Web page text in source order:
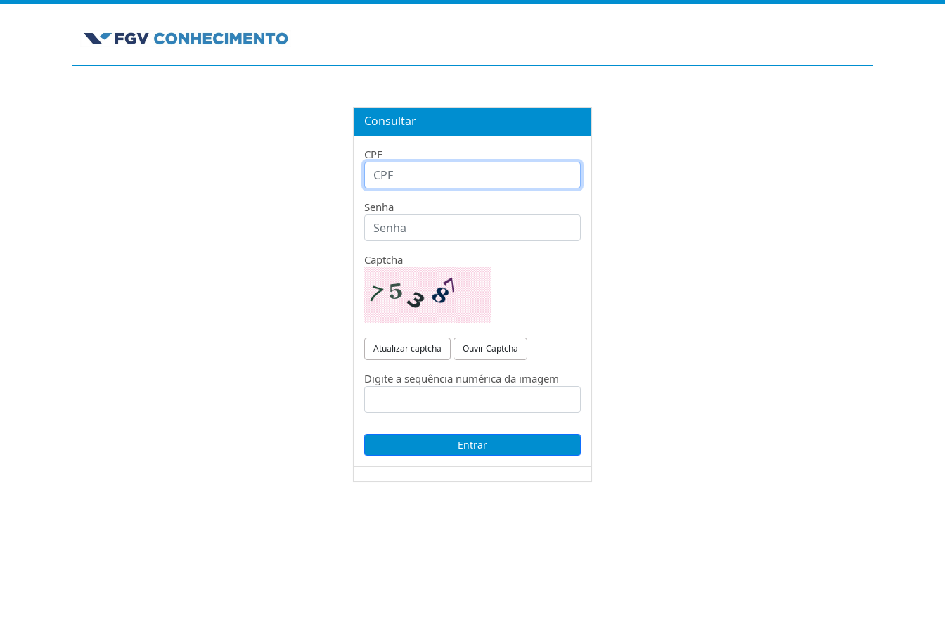
Consultar
CPF
Senha
Captcha
Atualizar captcha Ouvir Captcha
Digite a sequência numérica da imagem